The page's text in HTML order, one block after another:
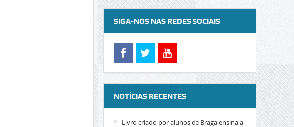
SIGA-NOS NAS REDES SOCIAIS
NOTÍCIAS RECENTES
Livro criado por alunos de Braga ensina a